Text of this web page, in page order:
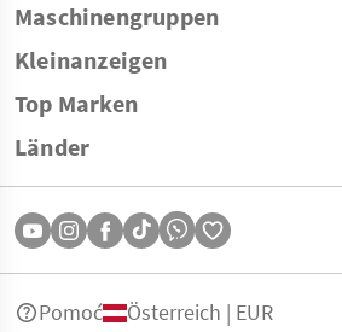
Maschinengruppen
Kleinanzeigen
Top Marken
Länder
Pomoć Österreich | EUR